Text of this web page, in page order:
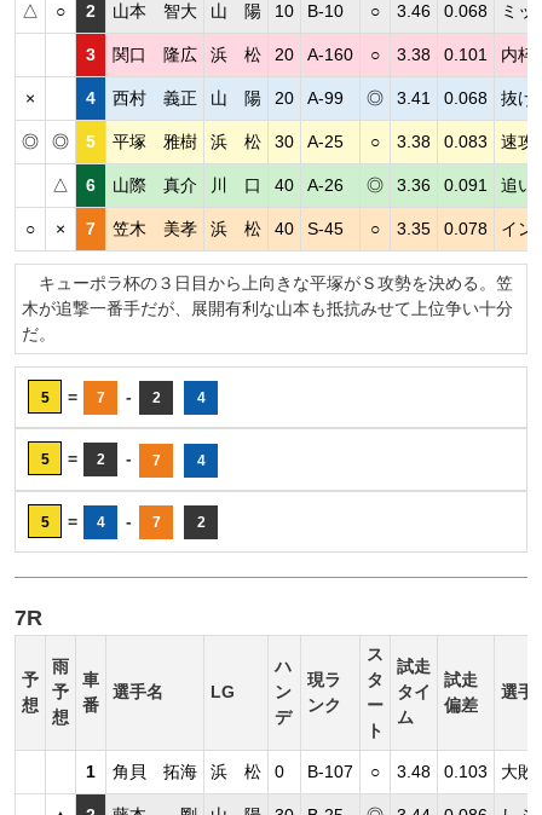
△ ○ 2 山本 智大 山 陽 10 B-10 ○ 3.46 0.068 ミ
3 関口 隆広 浜 松 20 A-160 ○ 3.38 0.101 内枠
× 4 西村 義正 山 陽 20 A-99 ◎ 3.41 0.068 抜け
◎ ◎ 5 平塚 雅樹 浜 松 30 A-25 ○ 3.38 0.083 速攻
△ 6 山際 真介 川 口 40 A-26 ◎ 3.36 0.091 追い
○ × 7 笠木 美孝 浜 松 40 S-45 ○ 3.35 0.078 イン
キューポラ杯の３日目から上向きな平塚がＳ攻勢を決める。笠
木が追撃一番手だが、展開有利な山本も抵抗みせて上位争い十分
だ。
5 = 7 - 2 4
5 = 2 - 7 4
5 = 4 - 7 2
7R
予
想
雨
予
想
車
番
選手名 LG
ハ
ン
デ
現ラ
ンク
ス
タ
ー
ト
試走
タイ
ム
試走
偏差
選手
1 角貝 拓海 浜 松 0 B-107 ○ 3.48 0.103 大敗